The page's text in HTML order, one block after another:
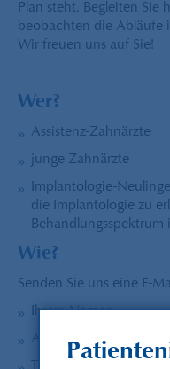
Plan steht. Begleiten Sie
beobachten die Abläufe
Wir freuen uns auf Sie!
Wer?
Assistenz-Zahnärzte
junge Zahnärzte
Implantologie-
die Implantologie zu
Wie?
Senden Sie uns eine E-
Ihrem Namen
Adresse